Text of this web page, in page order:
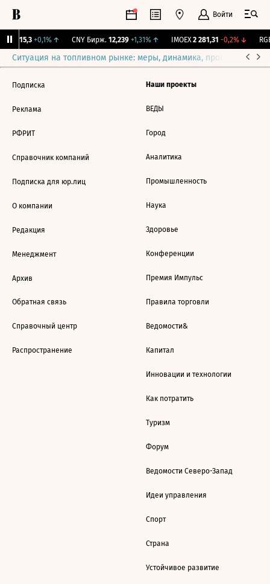
Войти
115,3 +0,1%↑ CNY Бирж. 12,239 +1,31%↑ IMOEX 2 281,31 -0,2%↓
Ситуация на топливном рынке: меры, динамика, прогнозы
Подписка
Реклама
РФРИТ
Справочник компаний
Подписка для юр.лиц
О компании
Редакция
Менеджмент
Архив
Обратная связь
Справочный центр
Распространение
Наши проекты
ВЕДЫ
Город
Аналитика
Промышленность
Наука
Здоровье
Конференции
Премия Импульс
Правила торговли
Ведомости&
Капитал
Инновации и технологии
Как потратить
Туризм
Форум
Ведомости Северо-Запад
Идеи управления
Спорт
Страна
Устойчивое развитие